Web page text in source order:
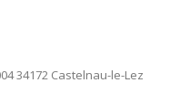
34172 Castelnau-le-Lez